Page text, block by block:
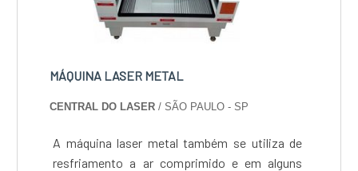
MÁQUINA LASER METAL
CENTRAL DO LASER / SÃO PAULO - SP
A máquina laser metal também se utiliza de
resfriamento a ar comprimido e em alguns